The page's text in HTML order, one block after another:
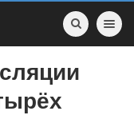
Toggle